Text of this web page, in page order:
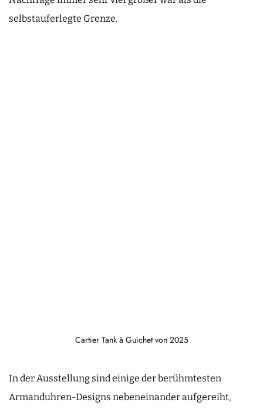
selbstauferlegte Grenze.
Cartier Tank à Guichet von 2025
In der Ausstellung sind einige der berühmtesten
Armanduhren-Designs nebeneinander aufgereiht,